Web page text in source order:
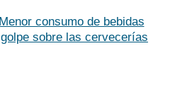
Menor consumo de bebidas
sobre las cervecerías